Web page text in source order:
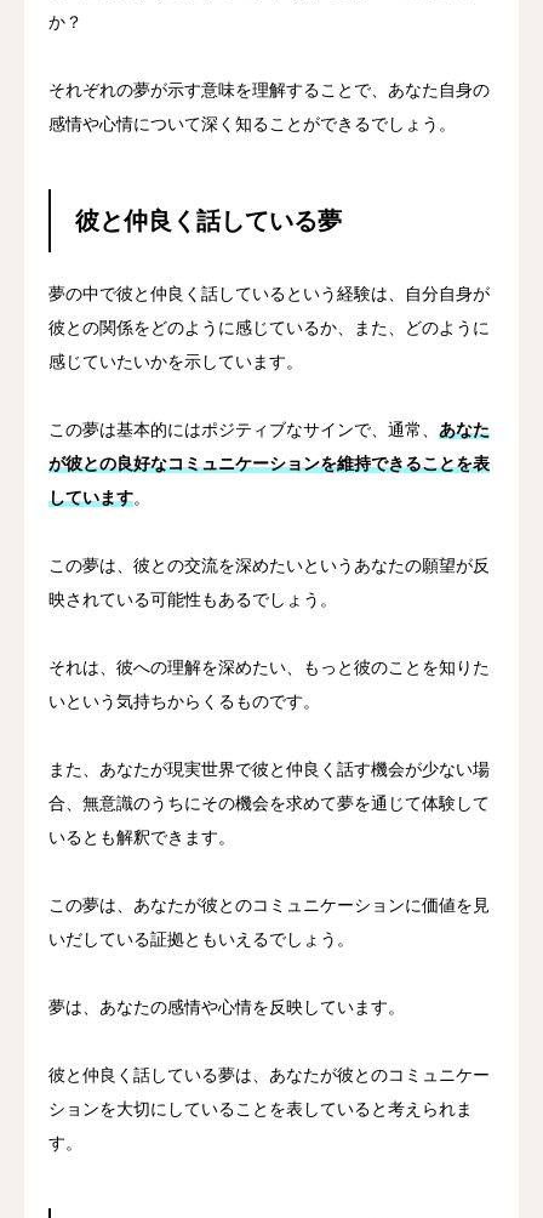
か？
それぞれの夢が示す意味を理解することで、あなた自身の
感情や心情について深く知ることができるでしょう。
彼と仲良く話している夢
夢の中で彼と仲良く話しているという経験は、自分自身が
彼との関係をどのように感じているか、また、どのように
感じていたいかを示しています。
この夢は基本的にはポジティブなサインで、通常、 あなた
が彼との良好なコミュニケーションを維持できることを表
しています。
この夢は、彼との交流を深めたいというあなたの願望が反
映されている可能性もあるでしょう。
それは、彼への理解を深めたい、もっと彼のことを知りた
いという気持ちからくるものです。
また、あなたが現実世界で彼と仲良く話す機会が少ない場
合、無意識のうちにその機会を求めて夢を通じて体験して
いるとも解釈できます。
この夢は、あなたが彼とのコミュニケーションに価値を見
いだしている証拠ともいえるでしょう。
夢は、あなたの感情や心情を反映しています。
彼と仲良く話している夢は、あなたが彼とのコミュニケー
ションを大切にしていることを表していると考えられま
す。